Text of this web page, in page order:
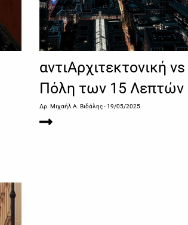
αντιΑρχιτεκτονική vs
Πόλη των 15 Λεπτών
Δρ. Μιχαήλ Α. Βιδάλης- 19/05/2025